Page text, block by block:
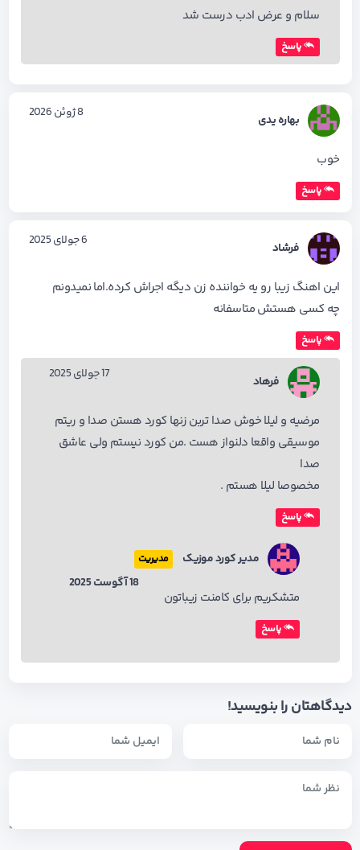
سلام و عرض ادب درست شد
پاسخ
بهاره یدی 8 ژوئن 2026
خوب
پاسخ
فرشاد 6 جولای 2025
این اهنگ‌ زیبا رو یه خواننده زن دیگه اجراش کرده.اما نمیدونم
چه کسی هستش متاسفانه
پاسخ
فرهاد 17 جولای 2025
مرضیه و لیلا خوش صدا تربن زنها کورد هستن صدا و ریتم
موسیقی واقعا دلنواز هست .من کورد نیستم ولی عاشق
صدا
مخصوصا لیلا هستم .
پاسخ
مدیر کورد موزیک مدیریت
18 آگوست 2025
متشکریم برای کامنت زیباتون
پاسخ
دیدگاهتان را بنویسید!